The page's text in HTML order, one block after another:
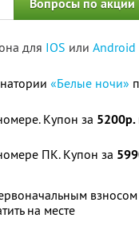
Вопросы по акции
для IOS или Android
«Белые ночи»
Купон за 5200р.
ПК. Купон за
на месте